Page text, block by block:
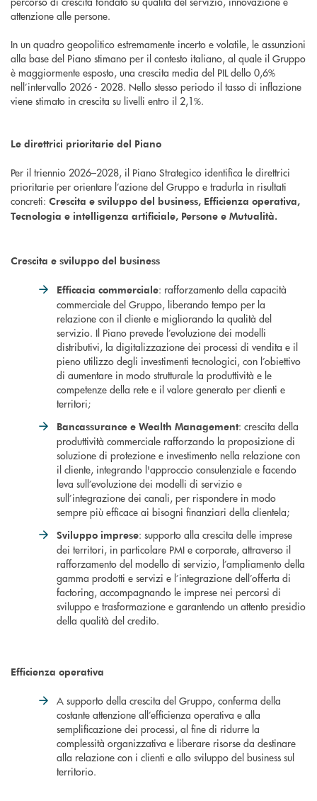
attenzione alle persone.
In un quadro geopolitico estremamente incerto e volatile, le assunzioni
alla base del Piano stimano per il contesto italiano, al quale il Gruppo
è maggiormente esposto, una crescita media del PIL dello 0,6%
nell’intervallo 2026 - 2028. Nello stesso periodo il tasso di inflazione
viene stimato in crescita su livelli entro il 2,1%.
Le direttrici prioritarie del Piano
Per il triennio 2026–2028, il Piano Strategico identifica le direttrici
prioritarie per orientare l’azione del Gruppo e tradurla in risultati
concreti: Crescita e sviluppo del business, Efficienza operativa,
Tecnologia e intelligenza artificiale, Persone e Mutualità.
Crescita e sviluppo del business
Efficacia commerciale: rafforzamento della capacità
commerciale del Gruppo, liberando tempo per la
relazione con il cliente e migliorando la qualità del
servizio. Il Piano prevede l’evoluzione dei modelli
distributivi, la digitalizzazione dei processi di vendita e il
pieno utilizzo degli investimenti tecnologici, con l’obiettivo
di aumentare in modo strutturale la produttività e le
competenze della rete e il valore generato per clienti e
territori;
Bancassurance e Wealth Management: crescita della
produttività commerciale rafforzando la proposizione di
soluzione di protezione e investimento nella relazione con
il cliente, integrando l'approccio consulenziale e facendo
leva sull’evoluzione dei modelli di servizio e
sull’integrazione dei canali, per rispondere in modo
sempre più efficace ai bisogni finanziari della clientela;
Sviluppo imprese: supporto alla crescita delle imprese
dei territori, in particolare PMI e corporate, attraverso il
rafforzamento del modello di servizio, l’ampliamento della
gamma prodotti e servizi e l’integrazione dell’offerta di
factoring, accompagnando le imprese nei percorsi di
sviluppo e trasformazione e garantendo un attento presidio
della qualità del credito.
Efficienza operativa
A supporto della crescita del Gruppo, conferma della
costante attenzione all’efficienza operativa e alla
semplificazione dei processi, al fine di ridurre la
complessità organizzativa e liberare risorse da destinare
alla relazione con i clienti e allo sviluppo del business sul
territorio.